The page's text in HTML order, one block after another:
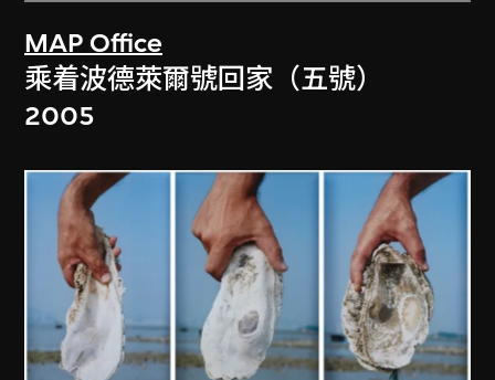
MAP Office
乘着波德萊爾號回家（五號）
2005